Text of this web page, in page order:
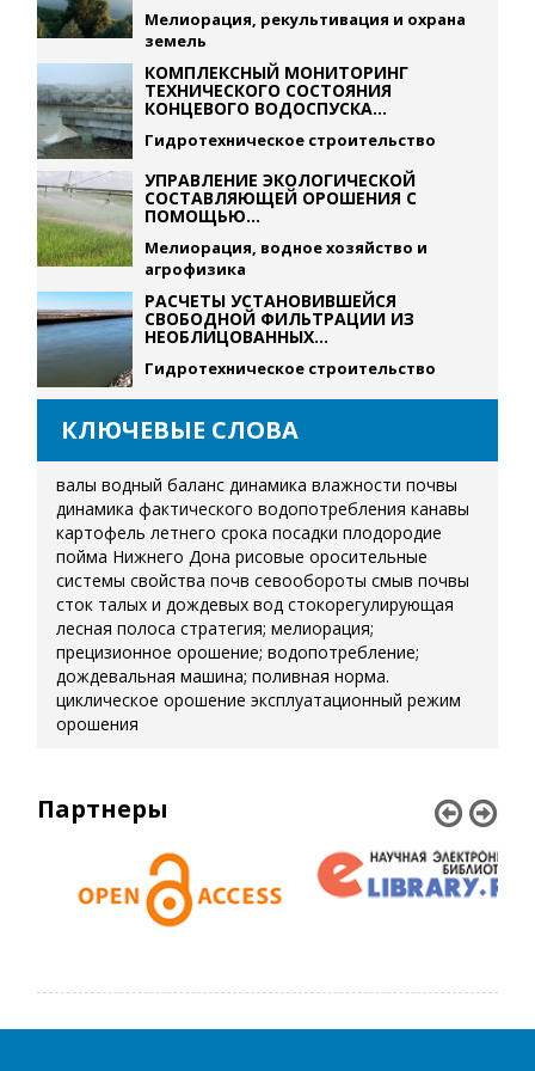
Мелиорация, рекультивация и охрана
земель
КОМПЛЕКСНЫЙ МОНИТОРИНГ
ТЕХНИЧЕСКОГО СОСТОЯНИЯ
КОНЦЕВОГО ВОДОСПУСКА...
Гидротехническое строительство
УПРАВЛЕНИЕ ЭКОЛОГИЧЕСКОЙ
СОСТАВЛЯЮЩЕЙ ОРОШЕНИЯ С
ПОМОЩЬЮ...
Мелиорация, водное хозяйство и
агрофизика
РАСЧЕТЫ УСТАНОВИВШЕЙСЯ
СВОБОДНОЙ ФИЛЬТРАЦИИ ИЗ
НЕОБЛИЦОВАННЫХ...
Гидротехническое строительство
КЛЮЧЕВЫЕ СЛОВА
валы водный баланс динамика влажности почвы
динамика фактического водопотребления канавы
картофель летнего срока посадки плодородие
пойма Нижнего Дона рисовые оросительные
системы свойства почв севообороты смыв почвы
сток талых и дождевых вод стокорегулирующая
лесная полоса стратегия; мелиорация;
прецизионное орошение; водопотребление;
дождевальная машина; поливная норма.
циклическое орошение эксплуатационный режим
орошения
Партнеры